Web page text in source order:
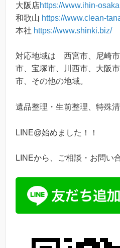
大阪店https://www.ihin-
和歌山 https://www.clean-
本社 https://www.shinki.biz/
対応地域は 西宮市、尼崎
市、宝塚市、川西市、大阪
市、その他の地域。
遺品整理・生前整理、特殊
LINE@始めました！！
LINEから、ご相談・お問い